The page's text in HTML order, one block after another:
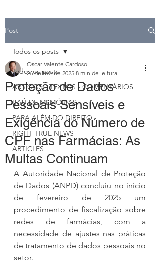
Post
Todos os posts
ARTIGOS - TEXTOS - COMENTÁRIOS
BAÚ DE MEMÓRIAS
PARA ALÉM DO DIREITO
RIGHT TRUE NEWS
ARTICLES
Todos os posts
Proteção de Dados
Pessoais Sensíveis e
Exigência do Número de
CPF nas Farmácias: As
Multas Continuam
Oscar Valente Cardoso
26 de fev. de 2025 8 min de leitura
A Autoridade Nacional de Proteção
de Dados (ANPD) concluiu no início
de fevereiro de 2025 um
procedimento de fiscalização sobre
redes de farmácias, com a
necessidade de ajustes nas práticas
de tratamento de dados pessoais no
setor.